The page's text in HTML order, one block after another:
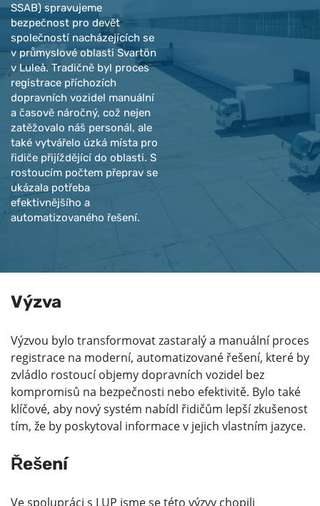
SSAB) spravujeme
bezpečnost pro devět
společností nacházejících se
v průmyslové oblasti Svartön
v Luleå. Tradičně byl proces
registrace příchozích
dopravních vozidel manuální
a časově náročný, což nejen
zatěžovalo náš personál, ale
také vytvářelo úzká místa pro
řidiče přijíždějící do oblasti. S
rostoucím počtem přeprav se
ukázala potřeba
efektivnějšího a
automatizovaného řešení.
Výzva
Výzvou bylo transformovat zastaralý a manuální proces
registrace na moderní, automatizované řešení, které by
zvládlo rostoucí objemy dopravních vozidel bez
kompromisů na bezpečnosti nebo efektivitě. Bylo také
klíčové, aby nový systém nabídl řidičům lepší zkušenost
tím, že by poskytoval informace v jejich vlastním jazyce.
Řešení
Ve spolupráci s LUP jsme se této výzvy chopili